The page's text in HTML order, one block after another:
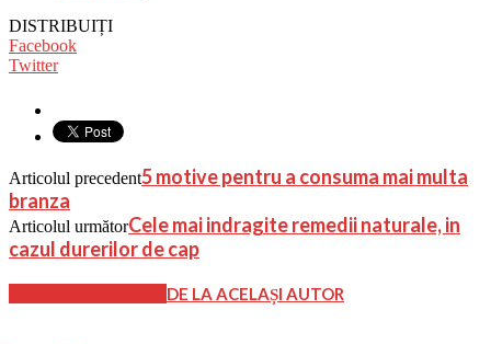
DISTRIBUIȚI
Facebook
Twitter
Articolul precedent5 motive pentru a consuma mai multa
branza
Articolul următorCele mai indragite remedii naturale, in
cazul durerilor de cap
DE LA ACELAȘI AUTOR